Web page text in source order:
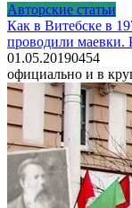
Авторские статьи
Как в Витебске в
проводили маевки.
01.05.20190454
официально и в